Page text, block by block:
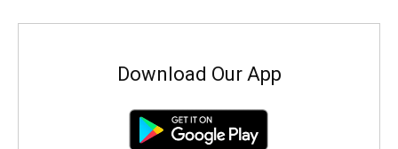
Download Our App